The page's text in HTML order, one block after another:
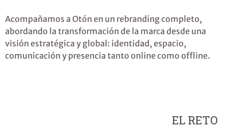
Acompañamos a Otón en un rebranding completo,
abordando la transformación de la marca desde una
visión estratégica y global: identidad, espacio,
comunicación y presencia tanto online como offline.
EL RETO